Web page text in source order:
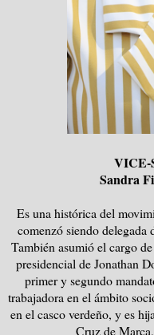
VICE-
Sandra
Es una histórica del
comenzó siendo delegada
También asumió el cargo
presidencial de Jonathan
primer y segundo
trabajadora en el ámbito
en el casco verdeño, y es
Cruz de